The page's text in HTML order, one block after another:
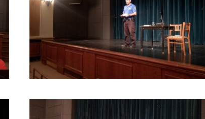
JAK (NE) NALETĚT NEKALÝM
PRAKTIKÁM?
_5